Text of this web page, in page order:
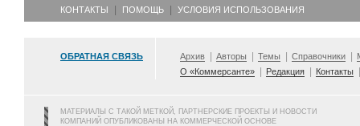
КОНТАКТЫ ПОМОЩЬ УСЛОВИЯ ИСПОЛЬЗОВАНИЯ
ОБРАТНАЯ СВЯЗЬ Архив Авторы Темы Справочники
О «Коммерсанте»
Редакция Контакты
МАТЕРИАЛЫ С ТАКОЙ МЕТКОЙ, ПАРТНЕРСКИЕ ПРОЕКТЫ И НОВОСТИ
КОМПАНИЙ ОПУБЛИКОВАНЫ НА КОММЕРЧЕСКОЙ ОСНОВЕ